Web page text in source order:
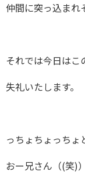
仲間に突っ込まれ
それでは今日はこ
失礼いたします。
っちょちょっちょ
おー兄さん（(笑)）